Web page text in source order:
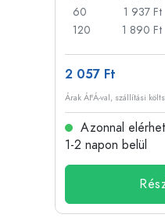
60
1 937 Ft
120
1 890 Ft
2 057 Ft
Árak ÁFÁ-val, szállítási
Azonnal
1-2 napon belül